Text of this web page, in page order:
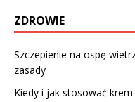
ZDROWIE
Szczepienie na ospę
zasady
Kiedy i jak stosować